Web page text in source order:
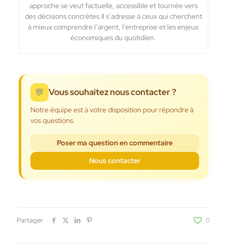
approche se veut factuelle, accessible et tournée vers
des décisions concrètes.Il s’adresse à ceux qui cherchent
à mieux comprendre l’argent, l’entreprise et les enjeux
économiques du quotidien.
💬 Vous souhaitez nous contacter ?
Notre équipe est à votre disposition pour répondre à
vos questions.
Poser ma question en commentaire
Nous contacter
Partager 0